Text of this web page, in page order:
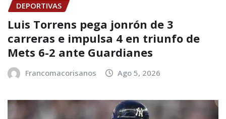
DEPORTIVAS
Luis Torrens pega jonrón de 3
carreras e impulsa 4 en triunfo de
Mets 6-2 ante Guardianes
Francomacorisanos Ago 5, 2026